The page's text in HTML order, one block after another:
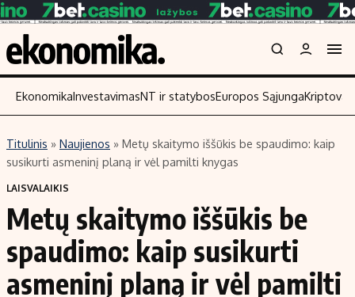
Turinys
Naujienos
Aplinka
Energetika
Ekonomika
Skaitykite
Įmonės
Žemės ūkis
Technologijos
Laisvalaikis
EkonomikaInvestavimasNT ir statybosEuropos Sąjunga
Titulinis » Naujienos » Metų skaitymo iššūkis be spaudimo: kaip
susikurti asmeninį planą ir vėl pamilti knygas
LAISVALAIKIS
Metų skaitymo iššūkis be
spaudimo: kaip susikurti
asmeninį planą ir vėl pamilti